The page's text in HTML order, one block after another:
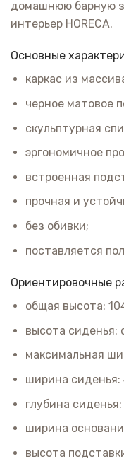
домашнюю барную
интерьер HORECA.
Основные
каркас из
черное матовое
скульптурная
эргономичное
встроенная
прочная и
без обивки;
поставляется
Ориентировочные
общая высота:
высота сиденья:
максимальная
ширина сиденья:
глубина
ширина
высота